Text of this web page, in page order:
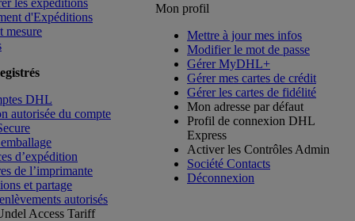
les expéditions
d'Expéditions
mesure
DHL
autorisée du compte
d’expédition
de l’imprimante
et partage
autorisés
Access Tariff
Mon profil
Mettre à jour mes infos
Modifier le mot de passe
Gérer MyDHL+
Gérer mes cartes de crédit
Gérer les cartes de fidélité
Mon adresse par défaut
Profil de connexion DHL
Express
Activer les Contrôles Admin
Société Contacts
Déconnexion